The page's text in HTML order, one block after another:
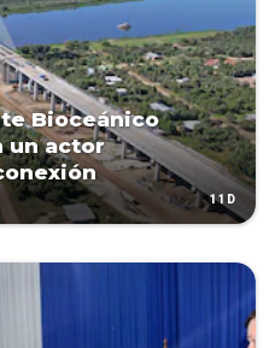
Bioceánico
un actor
11D